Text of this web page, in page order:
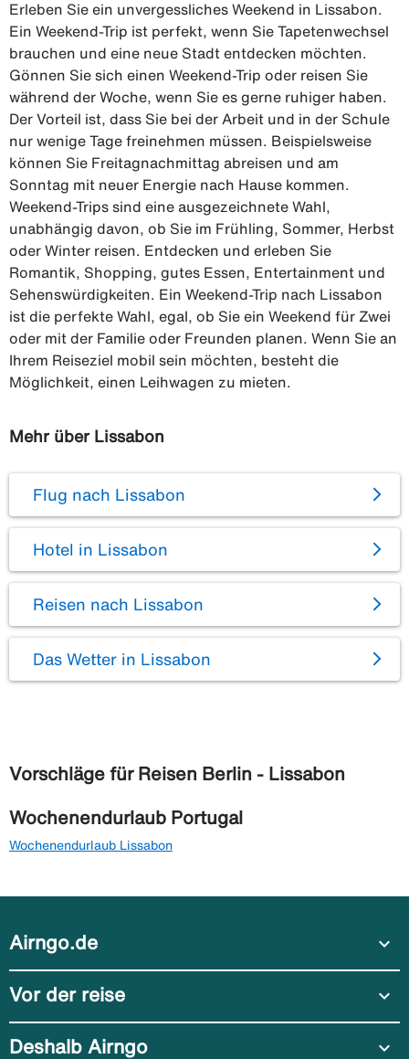
Erleben Sie ein unvergessliches Weekend in Lissabon.
Ein Weekend-Trip ist perfekt, wenn Sie Tapetenwechsel
brauchen und eine neue Stadt entdecken möchten.
Gönnen Sie sich einen Weekend-Trip oder reisen Sie
während der Woche, wenn Sie es gerne ruhiger haben.
Der Vorteil ist, dass Sie bei der Arbeit und in der Schule
nur wenige Tage freinehmen müssen. Beispielsweise
können Sie Freitagnachmittag abreisen und am
Sonntag mit neuer Energie nach Hause kommen.
Weekend-Trips sind eine ausgezeichnete Wahl,
unabhängig davon, ob Sie im Frühling, Sommer, Herbst
oder Winter reisen. Entdecken und erleben Sie
Romantik, Shopping, gutes Essen, Entertainment und
Sehenswürdigkeiten. Ein Weekend-Trip nach Lissabon
ist die perfekte Wahl, egal, ob Sie ein Weekend für Zwei
oder mit der Familie oder Freunden planen. Wenn Sie an
Ihrem Reiseziel mobil sein möchten, besteht die
Möglichkeit, einen Leihwagen zu mieten.
Mehr über Lissabon
Flug nach Lissabon
Hotel in Lissabon
Reisen nach Lissabon
Das Wetter in Lissabon
Vorschläge für Reisen Berlin - Lissabon
Wochenendurlaub Portugal
Wochenendurlaub Lissabon
Airngo.de expand_more
Vor der reise expand_more
Deshalb Airngo expand_more